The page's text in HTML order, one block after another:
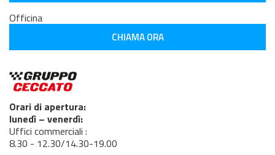
Officina
CHIAMA ORA
Orari di apertura:
lunedì – venerdì:
Uffici commerciali :
8.30 - 12.30/14.30-19.00